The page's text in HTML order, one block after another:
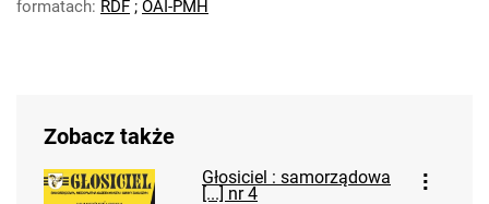
formatach: RDF ; OAI-PMH
Zobacz także
Głosiciel : samorządowa
[...] nr 4